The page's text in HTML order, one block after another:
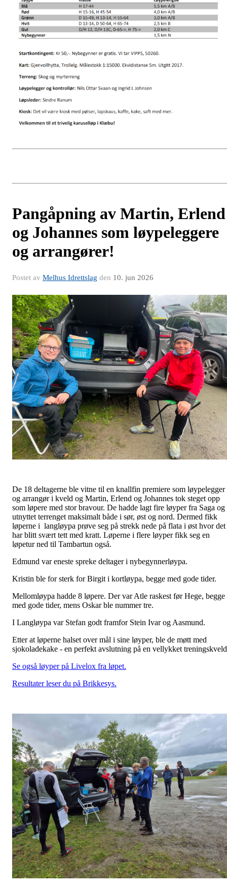
Pangåpning av Martin, Erlend
og Johannes som løypeleggere
og arrangører!
Postet av Melhus Idrettslag den 10. jun 2026
De 18 deltagerne ble vitne til en knallfin premiere som løypelegger
og arrangør i kveld og Martin, Erlend og Johannes tok steget opp
som løpere med stor bravour. De hadde lagt fire løyper fra Saga og
utnyttet terrenget maksimalt både i sør, øst og nord. Dermed fikk
løperne i langløypa prøve seg på strekk nede på flata i øst hvor det
har blitt svært tett med kratt. Løperne i flere løyper fikk seg en
løpetur ned til Tambartun også.
Edmund var eneste spreke deltager i nybegynnerløypa.
Kristin ble for sterk for Birgit i kortløypa, begge med gode tider.
Mellomløypa hadde 8 løpere. Der var Atle raskest før Hege, begge
med gode tider, mens Oskar ble nummer tre.
I Langløypa var Stefan godt framfor Stein Ivar og Aasmund.
Etter at løperne halset over mål i sine løyper, ble de møtt med
sjokoladekake - en perfekt avslutning på en vellykket
Se også løyper på Livelox fra løpet.
Resultater leser du på Brikkesys.